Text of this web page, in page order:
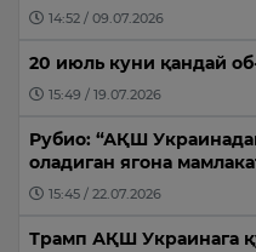
14:52 / 09.07.2026
20 июль куни қандай
15:49 / 19.07.2026
Рубио: “АҚШ
оладиган ягона
15:45 / 22.07.2026
Трамп АҚШ Украинага